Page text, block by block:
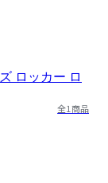
全1商品